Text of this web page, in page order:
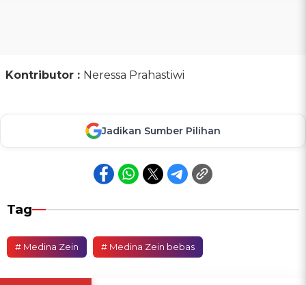
Kontributor : Neressa Prahastiwi
Jadikan Sumber Pilihan
Tag
# Medina Zein # Medina Zein bebas